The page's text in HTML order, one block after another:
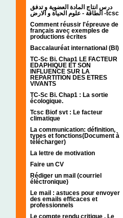
درس انتاج المادة العضوية و تدفق
الطاقة - علوم الحياة و الارض -tcsc
Comment réussir l'épreuve de
français avec exemples de
productions écrites
Baccalauréat international (BI)
TC-Sc Bi. Chap1 LE FACTEUR
EDAPHIQUE ET SON
INFLUENCE SUR LA
REPARTITION DES ETRES
VIVANTS
TC-Sc Bi. Chap1 : La sortie
écologique.
Tcsc Biof svt : Le facteur
climatique
La communication: définition,
types et fonctions(Document à
télécharger)
La lettre de motivation
Faire un CV
Rédiger un mail (courriel
éléctronique)
Le mail : astuces pour envoyer
des emails efficaces et
professionnels
Le compte rendu critique , Le